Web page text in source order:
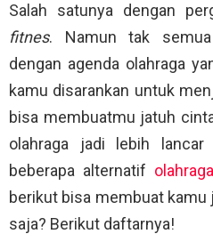
Salah satunya dengan
fitnes. Namun tak
dengan agenda olahraga
kamu disarankan untuk
bisa membuatmu jatuh
olahraga jadi lebih lancar
beberapa alternatif
berikut bisa membuat kamu
saja? Berikut daftarnya!